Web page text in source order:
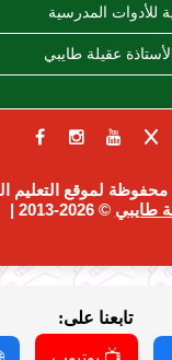
للأدوات المدرسية
عقيلة طايبي
لموقع التعليم
طايبي © 2026-2013 |
تابعنا على: